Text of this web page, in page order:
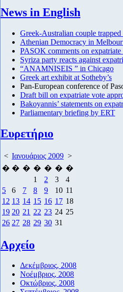
News in English
Greek-Australian couple
Athenian Democracy in
PASOK comments on
Syriza party reacts against
“ANAMNISEIS ” in Chicago
Greek art exhibit at Sotheby’s
Pan-European conference of
Draft bill on expatriate vote
Bakoyannis’ statements on
Parliamentary briefing by ERT
Ευρετήριο
< Ιανουάριος 2009 >
� � � � � � �
1
2 3
4
5
6 7 8 9 10 11
12 13 14 15 16 17 18
19 20 21 22 23 24 25
26 27 28 29 30 31
Αρχείο
Δεκέμβριος, 2008
Νοέμβριος, 2008
Οκτώβριος, 2008